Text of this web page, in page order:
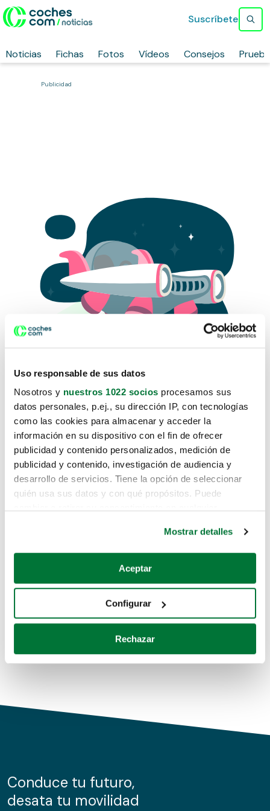
Uso responsable de sus datos
Nosotros y nuestros 1022 socios procesamos sus
datos personales, p.ej., su dirección IP, con tecnologías
como las cookies para almacenar y acceder la
información en su dispositivo con el fin de ofrecer
publicidad y contenido personalizados, medición de
publicidad y contenido, investigación de audiencia y
desarrollo de servicios. Tiene la opción de seleccionar
quién usa sus datos y con qué propósitos. Puede
Si lo permite, también quisiéramos:
Recopilar información sobre su ubicación geográfica
Identificar su dispositivo analizándolo activamente
para buscar características específicas (huellas
Obtenga más información sobre cómo se procesan sus
de cookies.
información sobre el uso que haga del sitio web con
nuestros partners de redes sociales, publicidad y análisis
Mostrar detalles
Aceptar
Configurar
Rechazar
Noticias Fichas Fotos Vídeos Consejos
Suscríbete
Publicidad
Lo sentimos, no sabemos como
te hemos traido hasta aquí.
Pero puedes encontrar el coche que estás
buscando en alguno de estos enlaces:
Coches de segunda mano
Coches de km0
Conduce tu futuro,
desata tu movilidad